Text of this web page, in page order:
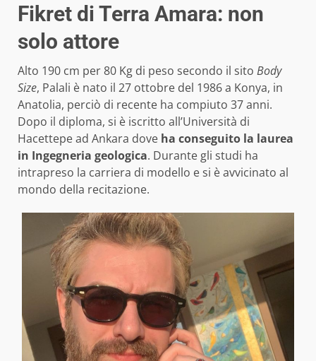
Fikret di Terra Amara: non
solo attore
Alto 190 cm per 80 Kg di peso secondo il sito Body
Size, Palali è nato il 27 ottobre del 1986 a Konya, in
Anatolia, perciò di recente ha compiuto 37 anni.
Dopo il diploma, si è iscritto all’Università di
Hacettepe ad Ankara dove ha conseguito la laurea
in Ingegneria geologica. Durante gli studi ha
intrapreso la carriera di modello e si è avvicinato al
mondo della recitazione.